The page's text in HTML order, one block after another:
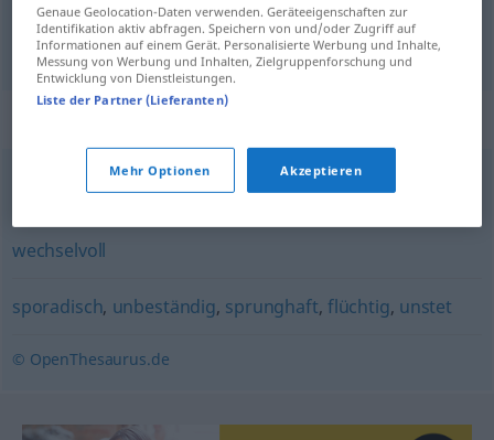
svingende schwankendwechselnd
wankelmütig,inkonsequent ,unstet,launenhaft
wechselvoll
sporadisch, unbeständig, sprunghaft, flüchtig, unstet
© OpenThesaurus.de
Genaue Geolocation-Daten verwenden. Geräteeigenschaften zur
Identifikation aktiv abfragen. Speichern von und/oder Zugriff auf
Informationen auf einem Gerät. Personalisierte Werbung und Inhalte,
Messung von Werbung und Inhalten, Zielgruppenforschung und
Entwicklung von Dienstleistungen.
Liste der Partner (Lieferanten)
Mehr Optionen Akzeptieren